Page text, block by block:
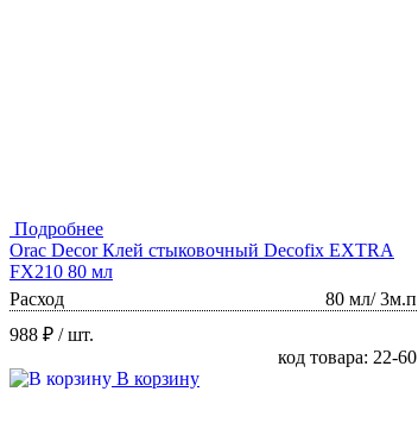
Подробнее
Orac Decor Клей стыковочный Decofix EXTRA
FX210 80 мл
Расход
80 мл/ 3м.п
988 ₽ / шт.
код товара: 22-60
В корзину